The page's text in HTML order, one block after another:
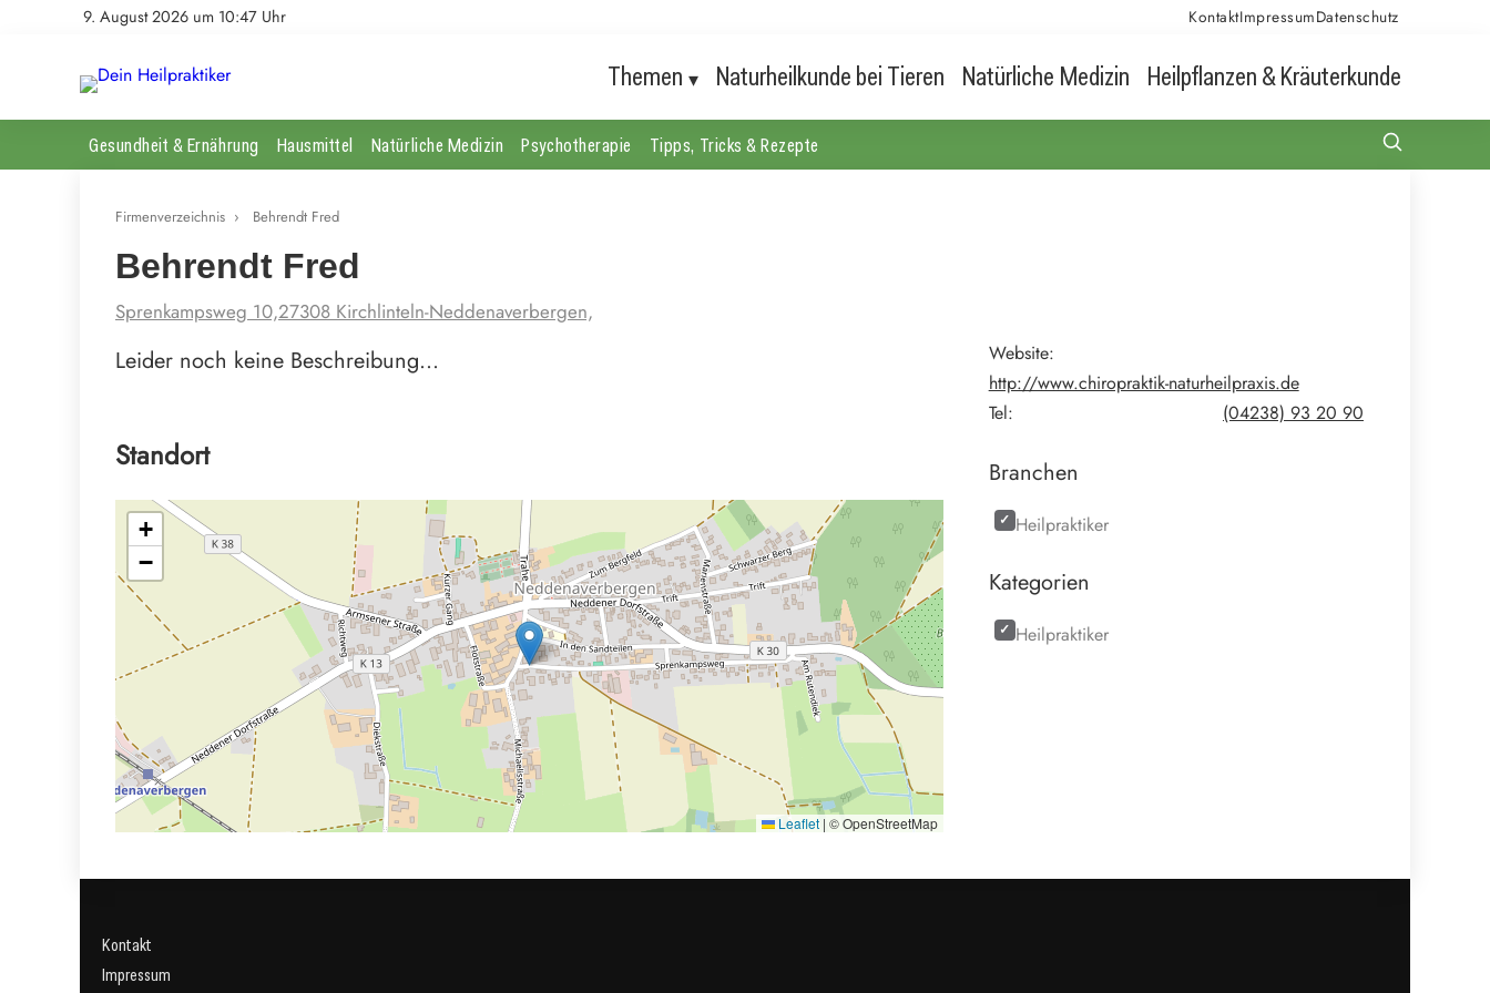
9. August 2026 um 10:47 Uhr KontaktImpressumDatenschutz
Themen Naturheilkunde bei Tieren Natürliche Medizin Heilpflanzen & Kräuterkunde
Gesundheit & Ernährung Hausmittel Natürliche Medizin Psychotherapie Tipps, Tricks & Rezepte
Firmenverzeichnis › Behrendt Fred
Behrendt Fred
Sprenkampsweg 10,27308 Kirchlinteln-Neddenaverbergen,
Leider noch keine Beschreibung…
Standort
+
−
Leaflet | © OpenStreetMap
Website:
http://www.chiropraktik-naturheilpraxis.de
Tel:
(04238) 93 20 90
Branchen
Heilpraktiker
Kategorien
Heilpraktiker
Kontakt
Impressum